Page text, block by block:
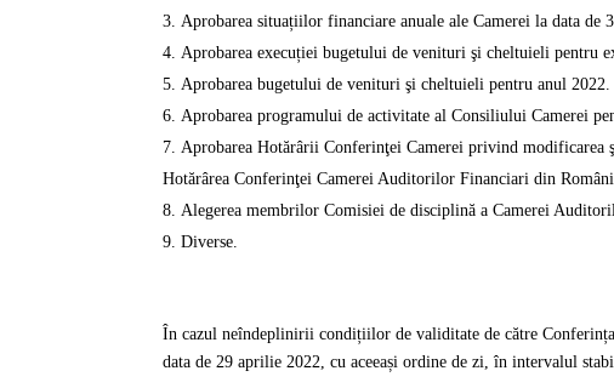
Aprobarea situațiilor financiare anuale ale Camerei la data de
Aprobarea execuției bugetului de venituri şi cheltuieli pentru
Aprobarea bugetului de venituri şi cheltuieli pentru anul 2022.
Aprobarea programului de activitate al Consiliului Camerei
Aprobarea Hotărârii Conferinţei Camerei privind modificarea
Hotărârea Conferinţei Camerei Auditorilor Financiari din
Alegerea membrilor Comisiei de disciplină a Camerei
Diverse.
În cazul neîndeplinirii condițiilor de validitate de către
data de 29 aprilie 2022, cu aceeași ordine de zi, în intervalul